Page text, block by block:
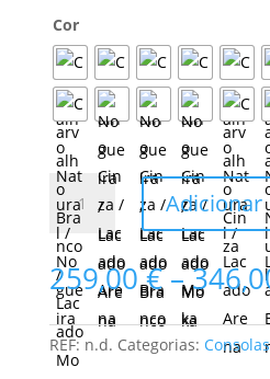
Cor
Quantidade
de
Consola
Curve
Adicionar
259,00€ –
REF:n.d. Categorias: Consolas